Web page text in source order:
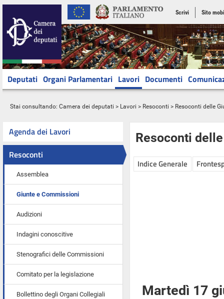
Scrivi Sito
Deputati Organi Parlamentari Lavori Documenti
Stai consultando: Camera dei deputati > Lavori > Resoconti > Resoconti delle
Agenda dei Lavori
Resoconti
Assemblea
Giunte e Commissioni
Audizioni
Indagini conoscitive
Stenografici delle Commissioni
Comitato per la legislazione
Bollettino degli Organi Collegiali
Resoconti
Indice Generale
Martedì 17